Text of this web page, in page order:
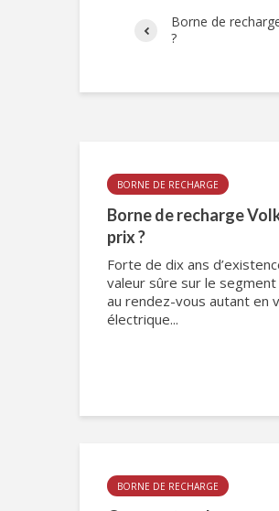
Borne de
?
BORNE DE RECHARGE
Borne de recharge
prix ?
Forte de dix ans
valeur sûre sur le
au rendez-vous autant en
électrique...
BORNE DE RECHARGE